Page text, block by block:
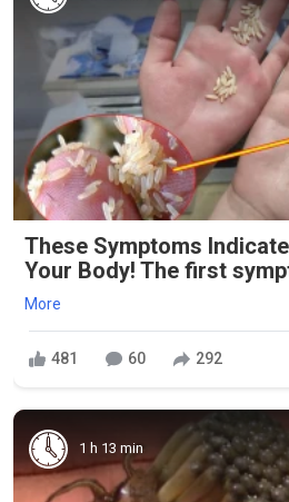
These Symptoms
Your Body! The first
More
481 60 292
1 h 13 min